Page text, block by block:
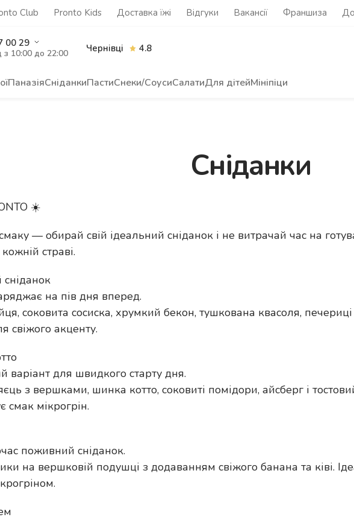
Club Pronto Kids Доставка їжі Відгуки Вакансії Франшиза
00 29
10:00 до 22:00 Чернівці 4.8
ПаназіяСніданкиПастиСнеки/СоусиСалатиДля дітейМініпіци
Сніданки
☀️
— обирай свій ідеальний сніданок і не витрачай час на
страві.
сніданок
на пів дня вперед.
соковита сосиска, хрумкий бекон, тушкована квасоля,
свіжого акценту.
варіант для швидкого старту дня.
з вершками, шинка котто, соковиті помідори, айсберг і
смак мікрогрін.
поживний сніданок.
на вершковій подушці з додаванням свіжого банана та ківі.